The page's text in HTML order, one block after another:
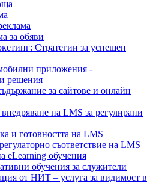
за обяви
Стратегии за успешен
приложения -
решения
за сайтове и онлайн
на LMS за регулирани
и готовността на LMS
съответствие на LMS
eLearning обучения
обучения за служители
от НИТ – услуга за видимост в